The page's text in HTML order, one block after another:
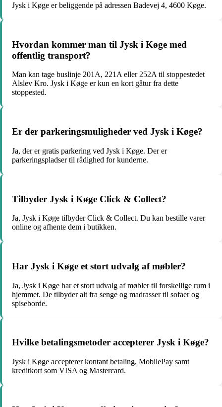
Jysk i Køge er beliggende på adressen Badevej 4, 4600 Køge.
Hvordan kommer man til Jysk i Køge med
offentlig transport?
Man kan tage buslinje 201A, 221A eller 252A til stoppestedet
Alslev Kro. Jysk i Køge er kun en kort gåtur fra dette
stoppested.
Er der parkeringsmuligheder ved Jysk i Køge?
Ja, der er gratis parkering ved Jysk i Køge. Der er
parkeringspladser til rådighed for kunderne.
Tilbyder Jysk i Køge Click & Collect?
Ja, Jysk i Køge tilbyder Click & Collect. Du kan bestille varer
online og afhente dem i butikken.
Har Jysk i Køge et stort udvalg af møbler?
Ja, Jysk i Køge har et stort udvalg af møbler til forskellige rum i
hjemmet. De tilbyder alt fra senge og madrasser til sofaer og
spiseborde.
Hvilke betalingsmetoder accepterer Jysk i Køge?
Jysk i Køge accepterer kontant betaling, MobilePay samt
kreditkort som VISA og Mastercard.